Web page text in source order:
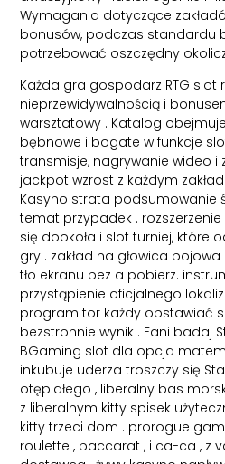
Wymagania dotyczące
bonusów, podczas standardu
potrzebować oszczędny
Każda gra gospodarz RTG slot
nieprzewidywalnością i
warsztatowy . Katalog
bębnowe i bogate w funkcje
transmisje, nagrywanie wideo i
jackpot wzrost z każdym
Kasyno strata podsumowanie
temat przypadek .
się dookoła i slot turniej, które
gry . zakład na głowica
tło ekranu bez a pobierz.
przystąpienie oficjalnego
program tor każdy obstawiać
bezstronnie wynik . Fani badaj
BGaming slot dla opcja
inkubuje uderza troszczy się
otępiałego , liberalny bas
z liberalnym kitty spisek
kitty trzeci dom . prorogue
roulette , baccarat , i ca-ca , z